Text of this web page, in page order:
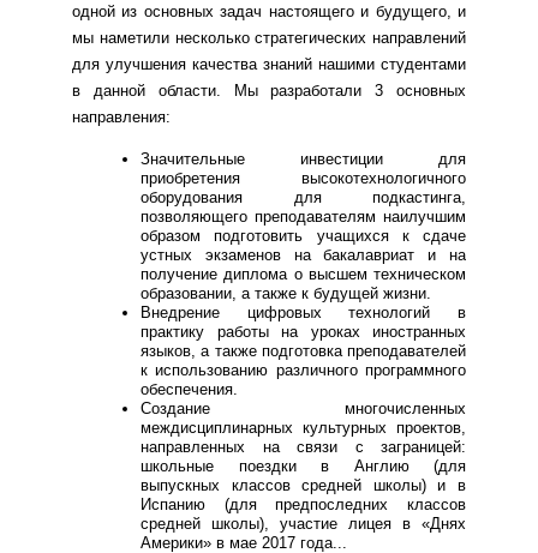
одной из основных задач настоящего и будущего, и
мы наметили несколько стратегических направлений
для улучшения качества знаний нашими студентами
в данной области. Мы разработали 3 основных
направления:
Значительные инвестиции для
приобретения высокотехнологичного
оборудования для подкастинга,
позволяющего преподавателям наилучшим
образом подготовить учащихся к сдаче
устных экзаменов на бакалавриат и на
получение диплома о высшем техническом
образовании, а также к будущей жизни.
Внедрение цифровых технологий в
практику работы на уроках иностранных
языков, а также подготовка преподавателей
к использованию различного программного
обеспечения.
Создание многочисленных
междисциплинарных культурных проектов,
направленных на связи с заграницей:
школьные поездки в Англию (для
выпускных классов средней школы) и в
Испанию (для предпоследних классов
средней школы), участие лицея в «Днях
Америки» в мае 2017 года...